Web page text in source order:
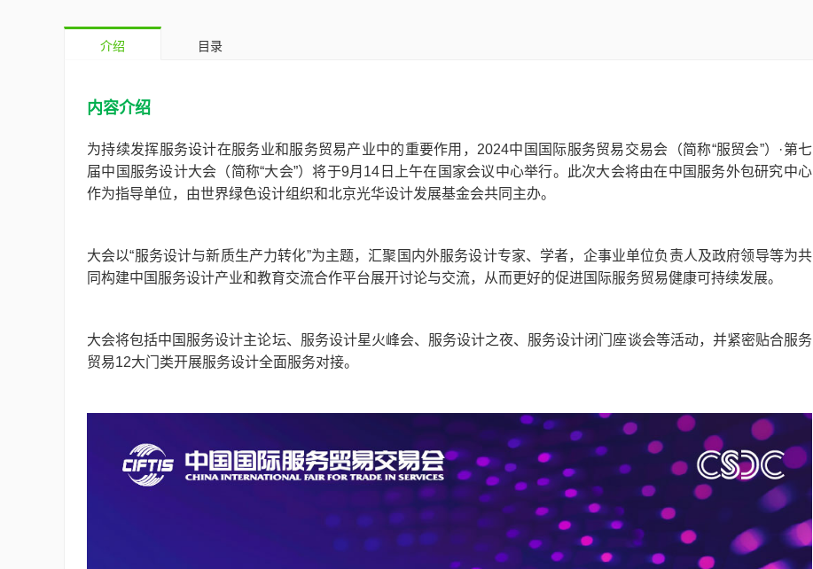
介绍 目录
内容介绍
为持续发挥服务设计在服务业和服务贸易产业中的重要作用，2024中国国际服务贸易交易会（简称“服贸会”）·第七
届中国服务设计大会（简称“大会”）将于9月14日上午在国家会议中心举行。此次大会将由在中国服务外包研究中心
作为指导单位，由世界绿色设计组织和北京光华设计发展基金会共同主办。
大会以“服务设计与新质生产力转化”为主题，汇聚国内外服务设计专家、学者，企事业单位负责人及政府领导等为共
同构建中国服务设计产业和教育交流合作平台展开讨论与交流，从而更好的促进国际服务贸易健康可持续发展。
大会将包括中国服务设计主论坛、服务设计星火峰会、服务设计之夜、服务设计闭门座谈会等活动，并紧密贴合服务
贸易12大门类开展服务设计全面服务对接。